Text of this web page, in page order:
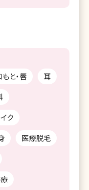
もと・唇
耳
ク
医療脱毛